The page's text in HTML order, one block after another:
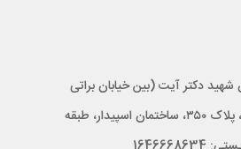
شهید دکتر آیت (بین خیابان براتی
و خیابان قاسم زاده)، پلاک ۳۵۰، ساختمان اسپیدار، طبقه